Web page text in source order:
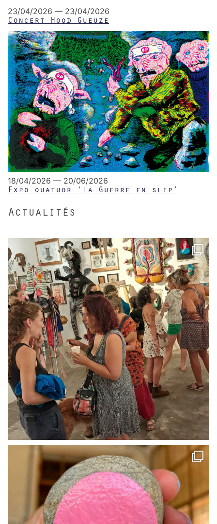
23/04/2026 — 23/04/2026
Concert Hood Gueuze
18/04/2026 — 20/06/2026
Expo quatuor ‘La Guerre en slip’
Actualités